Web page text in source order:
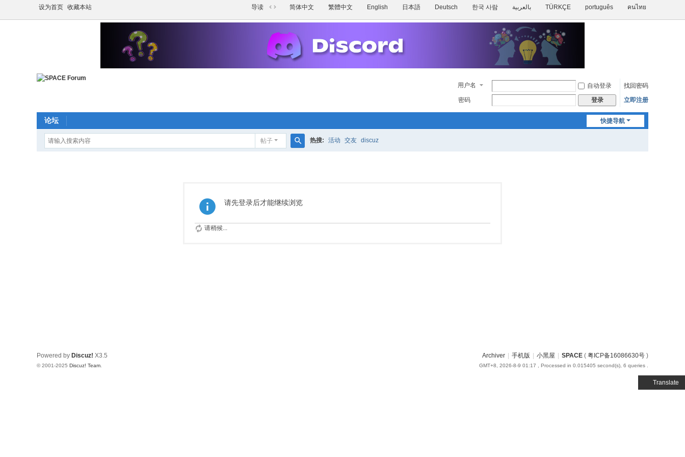
设为首页 收藏本站
Translate
简体中文 繁體中文 English 日本語 Deutsch 한국 사람 بالعربية TÜRKÇE português คนไทย
导读
换
到
宽
版
用户名 自动登录
找回密码
密码
登录 立即注册
快捷导航
论坛
帖子 热搜: 活动 交友 discuz
请先登录后才能继续浏览
请稍候...
Archiver 手机版 小黑屋 SPACE ( 粤ICP备16086630号 )
GMT+8, 2026-8-9 01:17 , Processed in 0.015405 second(s), 6 queries .
Powered by Discuz! X3.5
© 2001-2025 Discuz! Team